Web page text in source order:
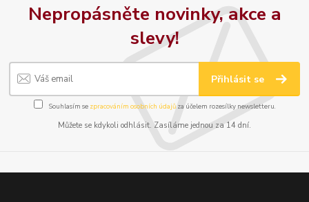
Nepropásněte novinky, akce a
slevy!
Přihlásit se
Souhlasím se zpracováním osobních údajůza účelem rozesílky newsletteru.
Můžete se kdykoli odhlásit. Zasíláme jednou za 14 dní.